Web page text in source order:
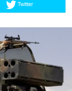
Twitter